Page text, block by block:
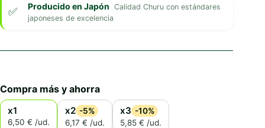
Producido en Japón Calidad Churu con estándares
japoneses de excelencia
Compra más y ahorra
x1
6,50 € /ud.
x2 -5%
6,17 € /ud.
x3 -10%
5,85 € /ud.